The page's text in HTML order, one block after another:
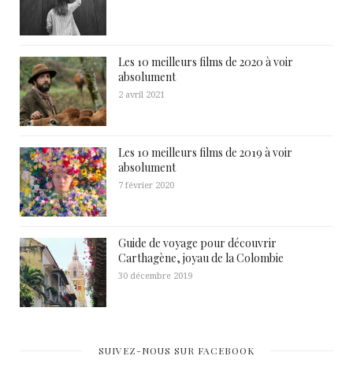
Les 10 meilleurs films de 2020 à voir
absolument
2 avril 2021
Les 10 meilleurs films de 2019 à voir
absolument
7 février 2020
Guide de voyage pour découvrir
Carthagène, joyau de la Colombie
30 décembre 2019
SUIVEZ-NOUS SUR FACEBOOK